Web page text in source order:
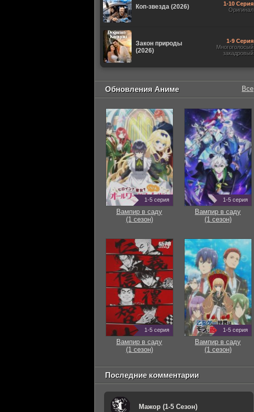
Коп-звезда (2026)
1-10 Серия
Оригинал
Закон природы
(2026)
1-9 Серия
Многоголосый
закадровый
Обновления Аниме Все
1-5 серия
Вампир в саду
(1 сезон)
1-5 серия
Вампир в саду
(1 сезон)
1-5 серия
Вампир в саду
(1 сезон)
1-5 серия
Вампир в саду
(1 сезон)
Последние комментарии
Мажор (1-5 Сезон)